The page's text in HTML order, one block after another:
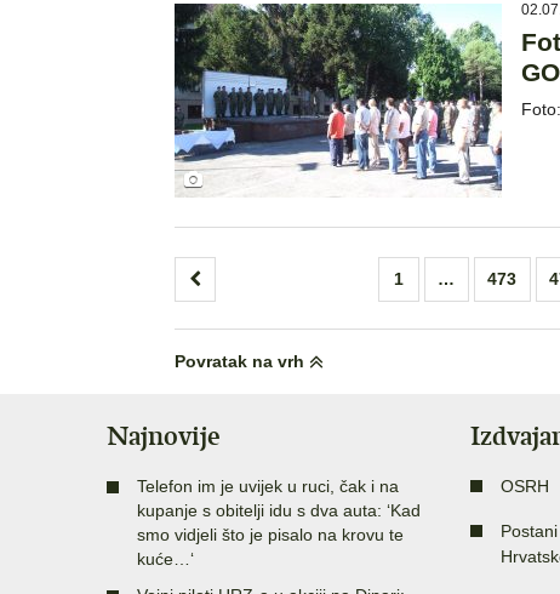
Brojevi
objava
1 … 473
Povratak na vrh
Najnovije
Telefon im je uvijek u ruci, čak i na
kupanje s obitelji idu s dva auta: ‘Kad
smo vidjeli što je pisalo na krovu te
kuće…‘
OSRH